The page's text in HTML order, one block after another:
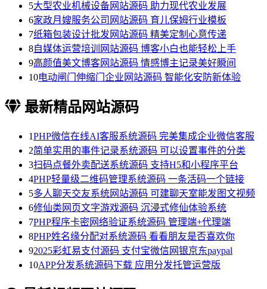
5大型农业机械设备网站源码 助力现代农业发展
6家政月嫂服务公司网站源码 育儿保姆行业模板
7纸箱包装设计批发网站源码 精美定制心意传递
8自媒体运营培训网站源码 博客小白也能轻松上手
9高颜值美文博客网站源码 情感博主记录美好瞬间
10电动闸门伸缩门企业网站源码 智能化安防新体验
最新精品网站源码
1PHP微信在线AI客服系统源码 完美集成企业微信客服
2简单实用的事件记录系统源码 可以设置事件的分类
3扫码点餐外卖配送系统源码 支持H5和小程序平台
4PHP轻量级二维码管理系统源码 一条活码一个链接
5多人聊天交友系统网站源码 可建聊天室能发图文视频
6修仙类网页文字游戏源码 沉浸式修仙体验系统
7PHP程序卡密网络验证系统源码 管理端+代理端
8PHP姓名缘分配对系统源码 看看朋友是否喜欢你
92025彩虹易支付源码 支付宝微信网银京东paypal
10APP分发系统源码下载 应用分发托管运营版